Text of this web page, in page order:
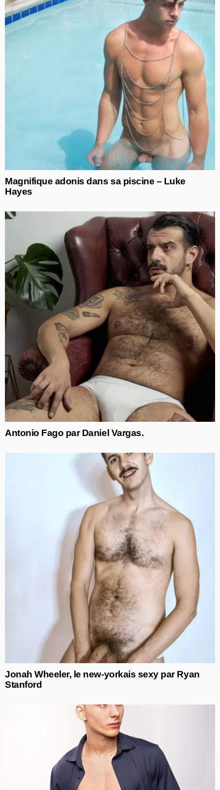
Magnifique adonis dans sa piscine – Luke
Hayes
Antonio Fago par Daniel Vargas.
Jonah Wheeler, le new-yorkais sexy par Ryan
Stanford